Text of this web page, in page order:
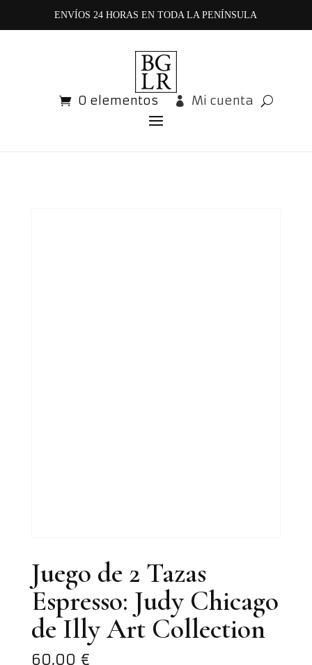
ENVÍOS 24 HORAS EN TODA LA PENÍNSULA
0 elementos Mi cuenta
Juego de 2 Tazas
Espresso: Judy Chicago
de Illy Art Collection
60,00 €